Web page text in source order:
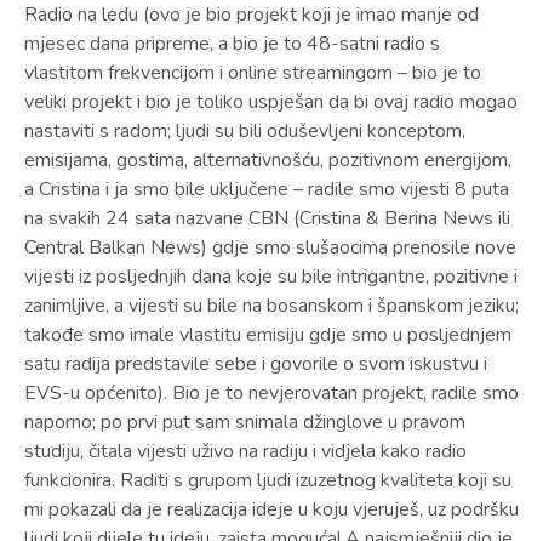
Radio na ledu (ovo je bio projekt koji je imao manje od
mjesec dana pripreme, a bio je to 48-satni radio s
vlastitom frekvencijom i online streamingom – bio je to
veliki projekt i bio je toliko uspješan da bi ovaj radio mogao
nastaviti s radom; ljudi su bili oduševljeni konceptom,
emisijama, gostima, alternativnošću, pozitivnom energijom,
a Cristina i ja smo bile uključene – radile smo vijesti 8 puta
na svakih 24 sata nazvane CBN (Cristina & Berina News ili
Central Balkan News) gdje smo slušaocima prenosile nove
vijesti iz posljednjih dana koje su bile intrigantne, pozitivne i
zanimljive, a vijesti su bile na bosanskom i španskom jeziku;
takođe smo imale vlastitu emisiju gdje smo u posljednjem
satu radija predstavile sebe i govorile o svom iskustvu i
EVS-u općenito). Bio je to nevjerovatan projekt, radile smo
naporno; po prvi put sam snimala džinglove u pravom
studiju, čitala vijesti uživo na radiju i vidjela kako radio
funkcionira. Raditi s grupom ljudi izuzetnog kvaliteta koji su
mi pokazali da je realizacija ideje u koju vjeruješ, uz podršku